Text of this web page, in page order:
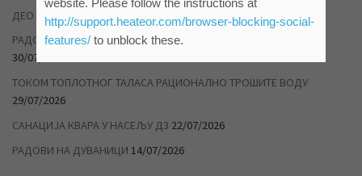
ДЕО НАСЕЉА ДУВАНИКА БЕЗ ВОДЕ
04/08/2026
РАДОВИ НА САНАЦИЈИ ХАВАРИЈЕ У САВЕЗНИЧКОЈ УЛИЦИ
30/07/2026
ТОКОМ ТОПЛОТНОГ ТАЛАСА РАЦИОНАЛНО ТРОШИТЕ ВОДУ
29/07/2026
САНАЦИЈА КВАРА У НАСЕЉУ Д3 22/07/2026
РАДОВИ НА ДУВАНИЦИ 14/07/2026
website. Please follow the instructions at
http://support.heateor.com/browser-blocking-social-
features/to unblock these.